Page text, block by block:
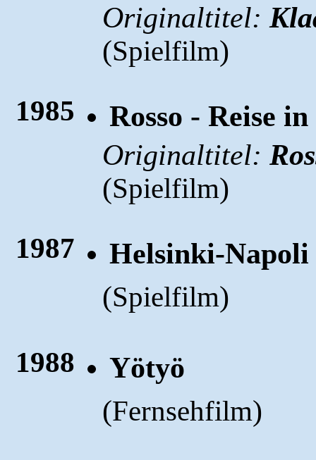
Originaltitel:
(Spielfilm)
1985
Rosso - Reise
Originaltitel:
(Spielfilm)
1987
Helsinki-
(Spielfilm)
1988
Yötyö
(Fernsehfilm)